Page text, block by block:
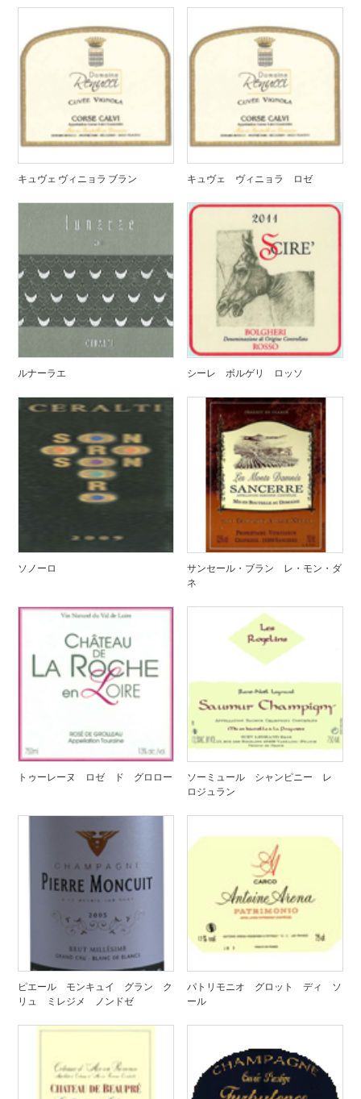
キュヴェ ヴィニョラ ブラン キュヴェ ヴィニョラ ロゼ
ルナーラエ シーレ ボルゲリ ロッソ
ソノーロ
サンセール・ブラン レ・モン・ダ
ネ
トゥーレーヌ ロゼ ド グロロー
ソーミュール シャンピニー レ
ロジュラン
ピエール モンキュイ グラン ク
リュ ミレジメ ノンドゼ
パトリモニオ グロット ディ ソ
ール